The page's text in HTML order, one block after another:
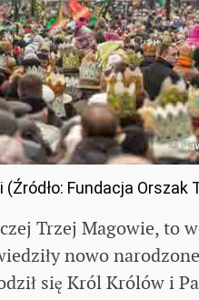
Fundacja Orszak
Trzej Magowie, to
nowo
się Król Królów i